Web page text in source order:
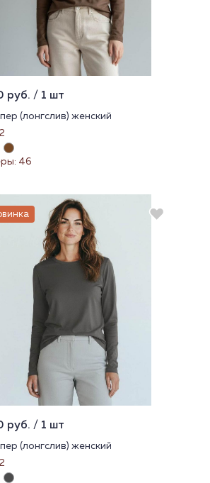
руб. / 1 шт
(лонгслив) женский
46
руб. / 1 шт
(лонгслив) женский